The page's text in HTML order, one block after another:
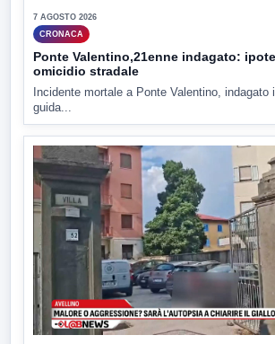
7 AGOSTO 2026
CRONACA
Ponte Valentino,21enne indagato:
omicidio stradale
Incidente mortale a Ponte Valentino, indagato
guida...